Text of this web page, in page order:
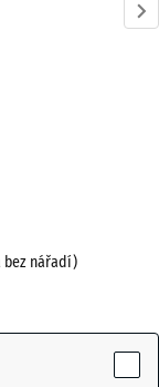
bez nářadí)